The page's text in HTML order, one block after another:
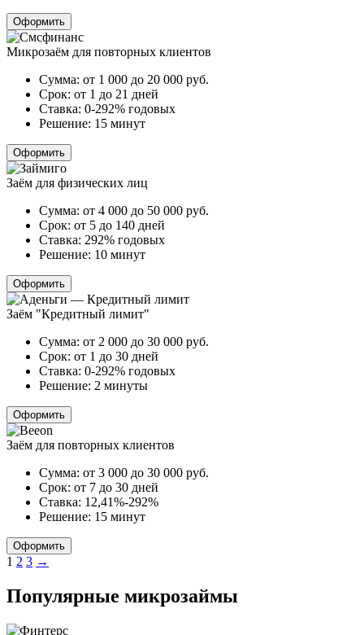
Оформить
Микрозаём для повторных клиентов
Сумма: от 1 000 до 20 000 руб.
Срок: от 1 до 21 дней
Ставка: 0-292% годовых
Решение: 15 минут
Оформить
Заём для физических лиц
Сумма: от 4 000 до 50 000 руб.
Срок: от 5 до 140 дней
Ставка: 292% годовых
Решение: 10 минут
Оформить
Заём "Кредитный лимит"
Сумма: от 2 000 до 30 000 руб.
Срок: от 1 до 30 дней
Ставка: 0-292% годовых
Решение: 2 минуты
Оформить
Заём для повторных клиентов
Сумма: от 3 000 до 30 000 руб.
Срок: от 7 до 30 дней
Ставка: 12,41%-292%
Решение: 15 минут
Оформить
Пагинация
1 2 3 →
Популярные микрозаймы